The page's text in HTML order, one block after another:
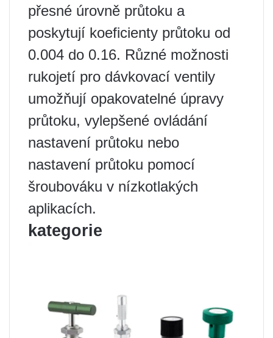
přesné úrovně průtoku a
poskytují koeficienty průtoku od
0.004 do 0.16. Různé možnosti
rukojetí pro dávkovací ventily
umožňují opakovatelné úpravy
průtoku, vylepšené ovládání
nastavení průtoku nebo
nastavení průtoku pomocí
šroubováku v nízkotlakých
aplikacích.
kategorie